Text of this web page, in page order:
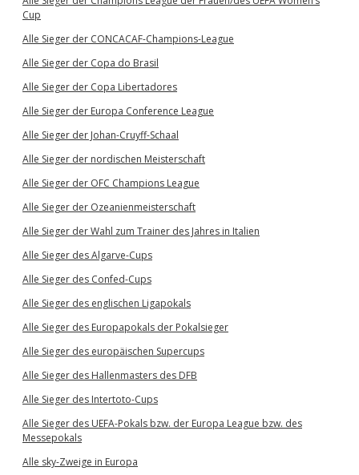
Cup
Alle Sieger der CONCACAF-Champions-League
Alle Sieger der Copa do Brasil
Alle Sieger der Copa Libertadores
Alle Sieger der Europa Conference League
Alle Sieger der Johan-Cruyff-Schaal
Alle Sieger der nordischen Meisterschaft
Alle Sieger der OFC Champions League
Alle Sieger der Ozeanienmeisterschaft
Alle Sieger der Wahl zum Trainer des Jahres in Italien
Alle Sieger des Algarve-Cups
Alle Sieger des Confed-Cups
Alle Sieger des englischen Ligapokals
Alle Sieger des Europapokals der Pokalsieger
Alle Sieger des europäischen Supercups
Alle Sieger des Hallenmasters des DFB
Alle Sieger des Intertoto-Cups
Alle Sieger des UEFA-Pokals bzw. der Europa League bzw. des
Messepokals
Alle sky-Zweige in Europa